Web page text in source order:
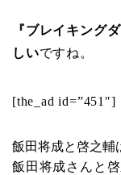
『ブレイキング
しいですね。
[the_ad id=”451″]
飯田将成と啓之輔
飯田将成さんと